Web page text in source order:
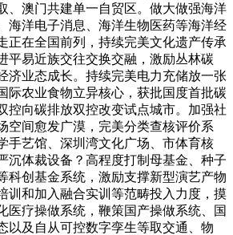
、澳门共建单一自贸区。做大做强海洋
海洋电子消息、海洋生物医药等海洋经
正在全国前列，持续完美文化遗产传承
平易近族交往交换交融，激励丛林碳
济业态成长。持续完美电力充储放一张
际农业食物立异核心，获批国度首批碳
控向碳排放双控改变试点城市。加强社
空间愈发广漠，完美分类查核评价系
手艺馆、深圳湾文化广场、市体育核
沉体裁设备？高程度打制母基金、种子
科创基金系统，激励支撑新型演艺产物
训和加入融合实训等范畴投入力度，摸
医疗操做系统，鞭策国产操做系统、国
以及自从可控数字孪生等取交通、物